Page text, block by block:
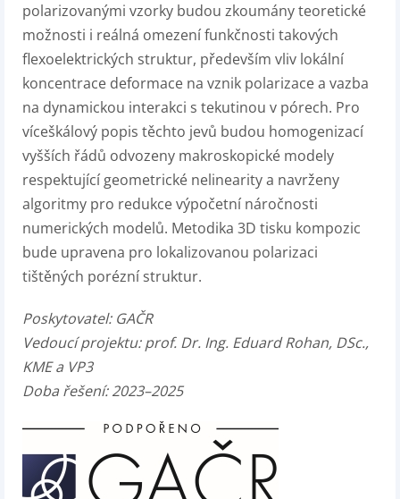
polarizovanými vzorky budou zkoumány teoretické
možnosti i reálná omezení funkčnosti takových
flexoelektrických struktur, především vliv lokální
koncentrace deformace na vznik polarizace a vazba
na dynamickou interakci s tekutinou v pórech. Pro
víceškálový popis těchto jevů budou homogenizací
vyšších řádů odvozeny makroskopické modely
respektující geometrické nelinearity a navrženy
algoritmy pro redukce výpočetní náročnosti
numerických modelů. Metodika 3D tisku kompozic
bude upravena pro lokalizovanou polarizaci
tištěných porézní struktur.
Poskytovatel: GAČR
Vedoucí projektu:prof. Dr. Ing. Eduard Rohan, DSc.,
KME a VP3
Doba řešení: 2023–2025